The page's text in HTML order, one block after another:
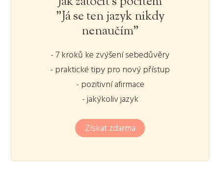
"Já se ten jazyk nikdy
nenaučím"
- 7 kroků ke zvýšení sebedůvěry
- praktické tipy pro nový přístup
- pozitivní afirmace
- jakýkoliv jazyk
Získat zdarma